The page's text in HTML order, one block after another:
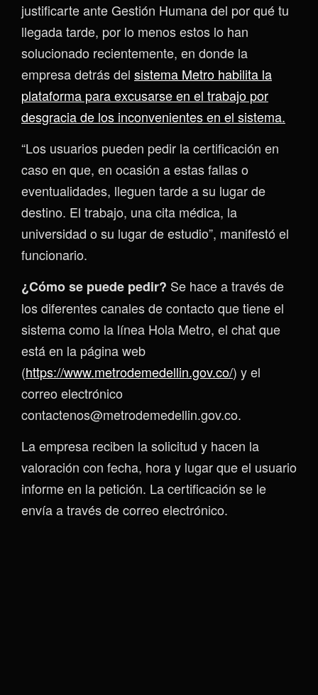
justificarte ante Gestión Humana del por qué tu
llegada tarde, por lo menos estos lo han
solucionado recientemente, en donde la
empresa detrás del sistema Metro habilita la
plataforma para excusarse en el trabajo por
desgracia de los inconvenientes en el sistema.
“Los usuarios pueden pedir la certificación en
caso en que, en ocasión a estas fallas o
eventualidades, lleguen tarde a su lugar de
destino. El trabajo, una cita médica, la
universidad o su lugar de estudio”, manifestó el
funcionario.
¿Cómo se puede pedir? Se hace a través de
los diferentes canales de contacto que tiene el
sistema como la línea Hola Metro, el chat que
está en la página web
(https://www.metrodemedellin.gov.co/) y el
correo electrónico
contactenos@metrodemedellin.gov.co.
La empresa reciben la solicitud y hacen la
valoración con fecha, hora y lugar que el usuario
informe en la petición. La certificación se le
envía a través de correo electrónico.